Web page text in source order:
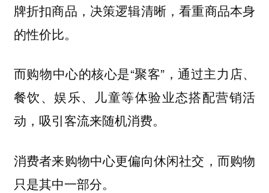
牌折扣商品，决策逻辑清晰，看重商品本身
的性价比。
而购物中心的核心是“聚客”，通过主力店、
餐饮、娱乐、儿童等体验业态搭配营销活
动，吸引客流来随机消费。
消费者来购物中心更偏向休闲社交，而购物
只是其中一部分。